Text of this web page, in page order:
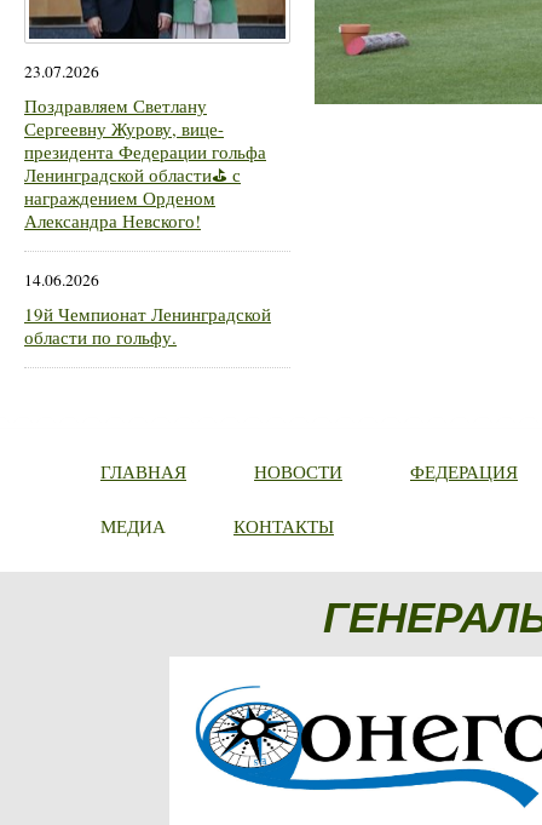
23.07.2026
Поздравляем Светлану
Сергеевну Журову, вице-
президента Федерации гольфа
Ленинградской области⛳ с
награждением Орденом
Александра Невского!
14.06.2026
19й Чемпионат Ленинградской
области по гольфу.
ГЛАВНАЯ НОВОСТИ ФЕДЕРАЦИЯ
МЕДИА КОНТАКТЫ